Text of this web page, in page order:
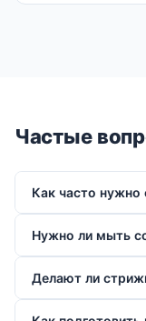
Частые
Как часто нужно
Нужно ли мыть
Делают ли